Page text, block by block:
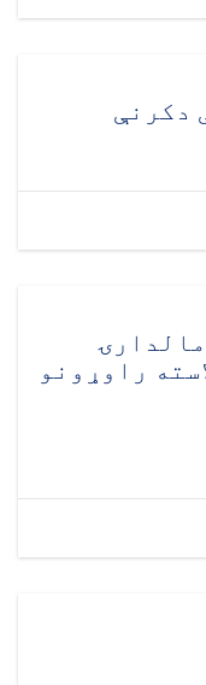
دکرنې
کال د لاسته راوړونو